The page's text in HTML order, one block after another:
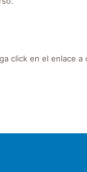
click en el enlace